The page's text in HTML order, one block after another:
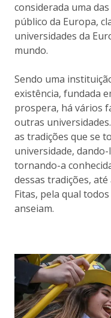
considerada uma
público da Europa,
universidades da
mundo.
Sendo uma
existência, fundada
prospera, há vários
outras
as tradições que se
universidade,
tornando-a
dessas tradições,
Fitas, pela qual
anseiam.